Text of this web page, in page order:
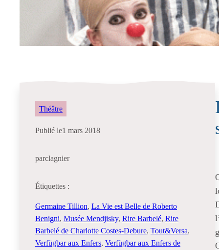
Théâtre
Publié le1 mars 2018
parclagnier
Étiquettes :
Germaine Tillion, La Vie est Belle de Roberto
Benigni, Musée Mendjisky, Rire Barbelé, Rire
Barbelé de Charlotte Costes-Debure, Tout&Versa
Verfügbar aux Enfers, Verfügbar aux Enfers de